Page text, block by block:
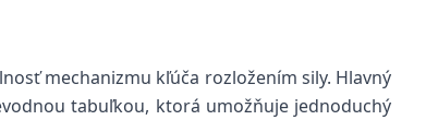
mechanizmu kľúča rozložením sily. Hlavný
tabuľkou, ktorá umožňuje jednoduchý